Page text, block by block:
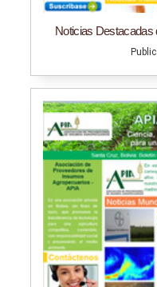
Noticias Destacadas